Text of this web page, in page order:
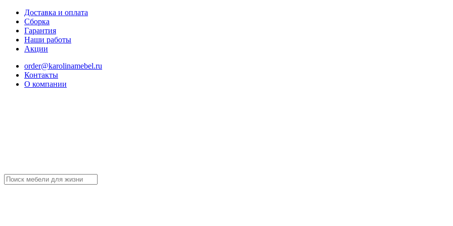
Доставка и оплата
Сборка
Гарантия
Наши работы
Акции
order@karolinamebel.ru
Контакты
О компании